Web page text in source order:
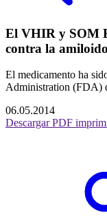
El VHIR y SOM
contra la
El medicamento ha
Administration (FDA)
06.05.2014
Descargar PDF